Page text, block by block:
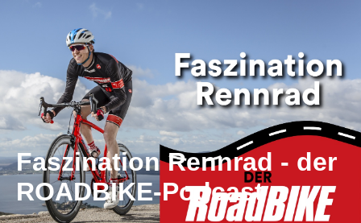
Faszination Rennrad - der
ROADBIKE-Podcast